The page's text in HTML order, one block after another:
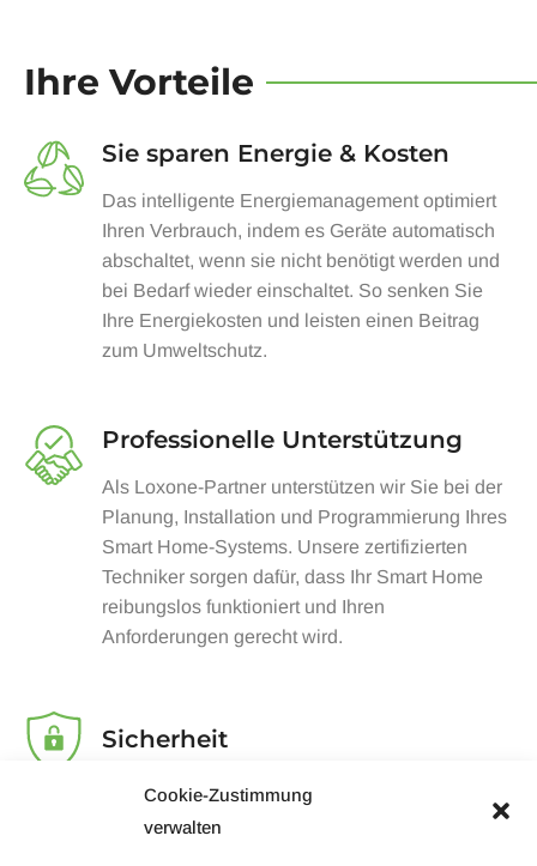
Cookie-Zustimmung
verwalten
Ihre Vorteile
Sie sparen Energie & Kosten
Das intelligente Energiemanagement optimiert
Ihren Verbrauch, indem es Geräte automatisch
abschaltet, wenn sie nicht benötigt werden und
bei Bedarf wieder einschaltet. So senken Sie
Ihre Energiekosten und leisten einen Beitrag
zum Umweltschutz.
Professionelle Unterstützung
Als Loxone-Partner unterstützen wir Sie bei der
Planung, Installation und Programmierung Ihres
Smart Home-Systems. Unsere zertifizierten
Techniker sorgen dafür, dass Ihr Smart Home
reibungslos funktioniert und Ihren
Anforderungen gerecht wird.
Sicherheit
Mit Loxone haben Sie die Gewissheit, dass Ihr
Zuhause rund um die Uhr geschützt ist.